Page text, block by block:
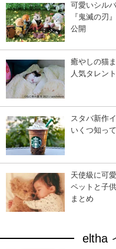
可愛いシル
『鬼滅の刃
公開
癒やしの猫
人気タレン
スタバ新作
いくつ知っ
天使級に可
ペットと子
まとめ
eltha